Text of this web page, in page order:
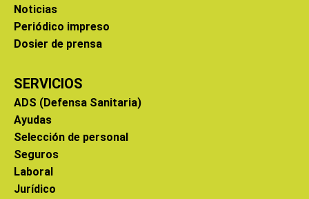
Noticias
Periódico impreso
Dosier de prensa
SERVICIOS
ADS (Defensa Sanitaria)
Ayudas
Selección de personal
Seguros
Laboral
Jurídico